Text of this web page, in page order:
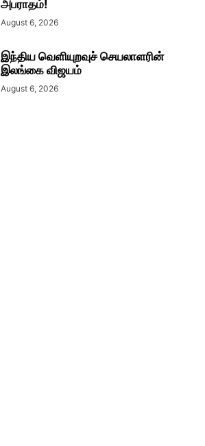
அபராதம்!
August 6, 2026
இந்திய வெளியுறவுச் செயலாளரின்
இலங்கை விஜயம்
August 6, 2026